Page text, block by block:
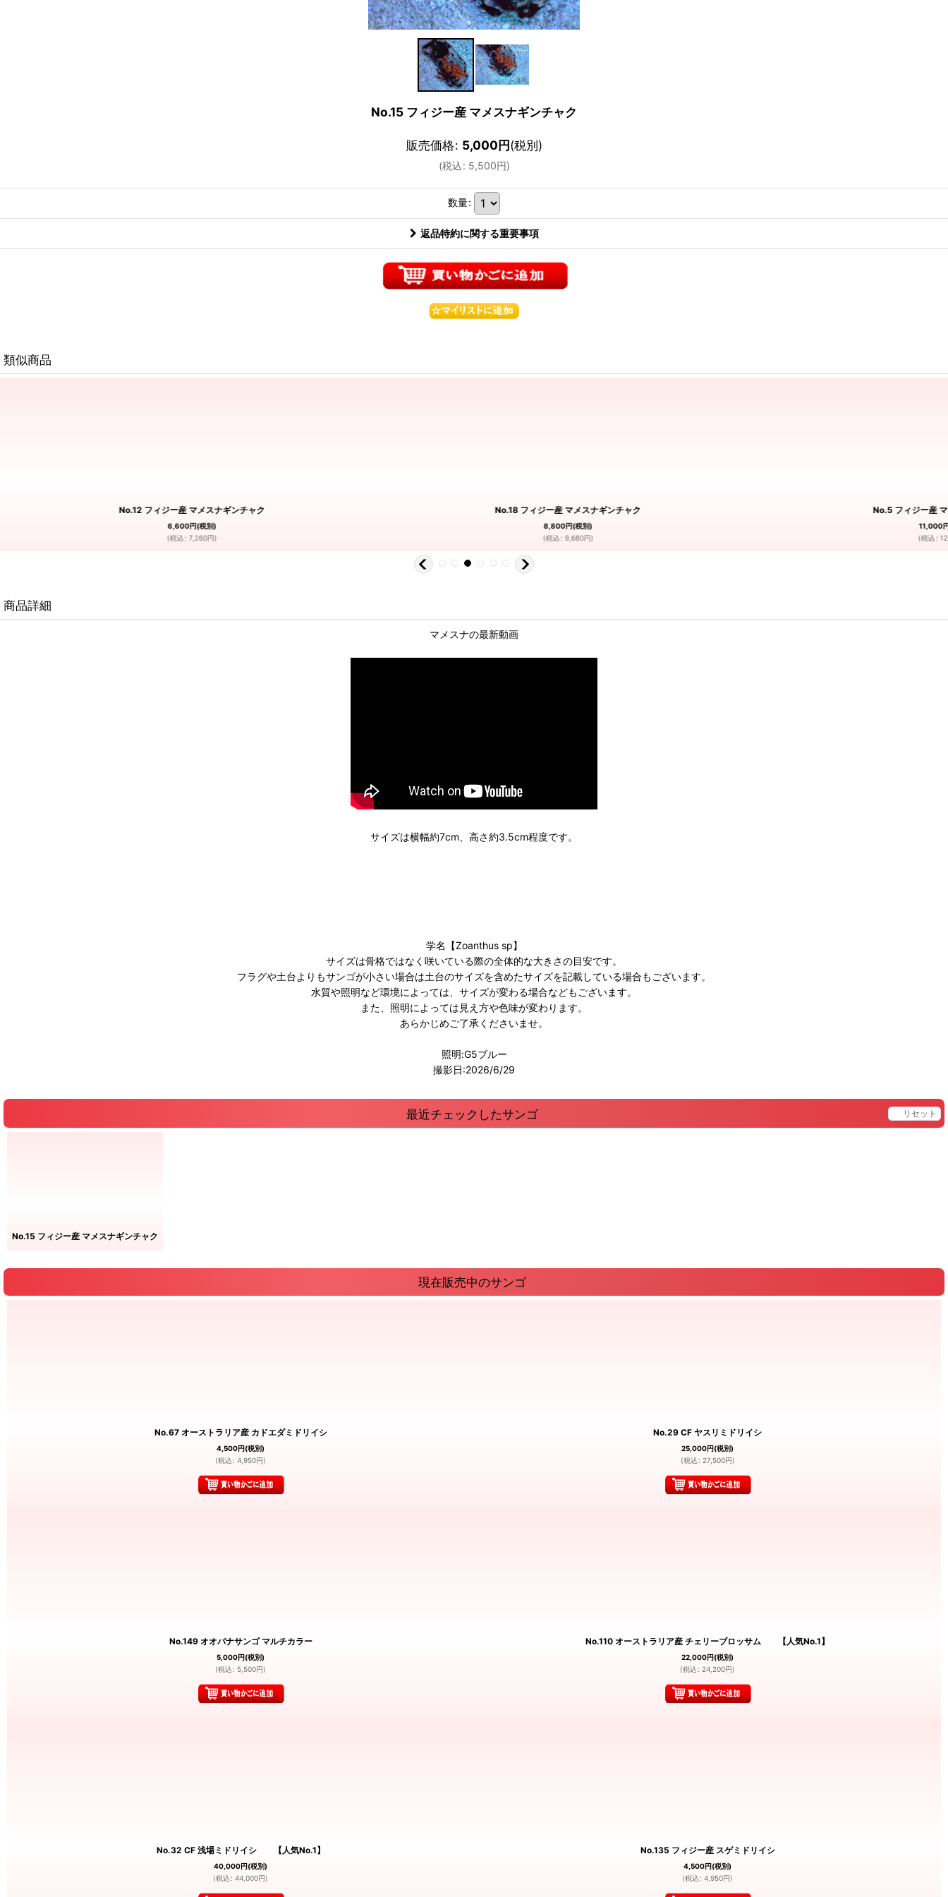
No.15 フィジー産 マメスナギンチャク
販売価格: 5,000円(税別)
(税込: 5,500円)
数量:
返品特約に関する重要事項
類似商品
No.12 フィジー産 マメスナギンチャク
6,600円(税別)
(税込: 7,260円)
No.18 フィジー産 マメスナギンチャク
8,800円(税別)
(税込: 9,680円)
No.5 フィジー産
11,000
(税込:
商品詳細
マメスナの最新動画
サイズは横幅約7cm、高さ約3.5cm程度です。
学名【Zoanthus sp】
サイズは骨格ではなく咲いている際の全体的な大きさの目安です。
フラグや土台よりもサンゴが小さい場合は土台のサイズを含めたサイズを記載している場合もございます。
水質や照明など環境によっては、サイズが変わる場合などもございます。
また、照明によっては見え方や色味が変わります。
あらかじめご了承くださいませ。
照明:G5ブルー
撮影日:2026/6/29
最近チェックしたサンゴ リセット
No.15 フィジー産 マメスナギンチャク
現在販売中のサンゴ
No.67 オーストラリア産 カドエダミドリイシ
4,500円(税別)
(税込 : 4,950円)
No.29 CF ヤスリミドリイシ
25,000円(税別)
(税込 : 27,500円)
No.149 オオバナサンゴ マルチカラー
5,000円(税別)
(税込 : 5,500円)
No.110 オーストラリア産 チェリーブロッサム 【人気No.1】
22,000円(税別)
(税込 : 24,200円)
No.32 CF 浅場ミドリイシ 【人気No.1】
40,000円(税別)
(税込 : 44,000円)
No.135 フィジー産 スゲミドリイシ
4,500円(税別)
(税込 : 4,950円)